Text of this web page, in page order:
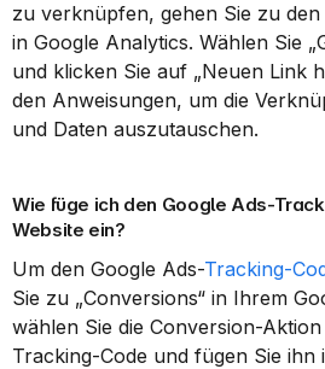
zu verknüpfen, gehen Sie zu
in Google Analytics. Wählen Sie
und klicken Sie auf „Neuen Link
den Anweisungen, um die
und Daten auszutauschen.
Wie füge ich den Google Ads-
Website ein?
Um den Google Ads-Tracking-
Sie zu „Conversions“ in Ihrem
wählen Sie die Conversion-
Tracking-Code und fügen Sie ihn